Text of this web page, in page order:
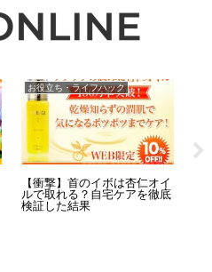
お役立ち・ライフハック
【衝撃】首のイボは杏仁オイ
ルで取れる？自宅ケアを徹底
検証した結果